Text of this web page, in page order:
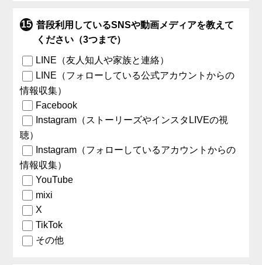
普段利用しているSNSや動画メディアを教えて
ください（3つまで）
LINE（友人知人や家族と連絡）
LINE（フォローしている公式アカウントからの
情報収集）
Facebook
Instagram（ストーリーズやインスタLIVEの視
聴）
Instagram（フォローしているアカウントからの
情報収集）
YouTube
mixi
X
TikTok
その他